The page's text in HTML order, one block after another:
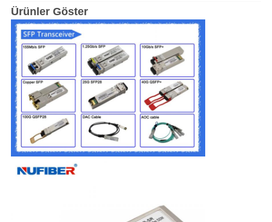
Ürünler Göster